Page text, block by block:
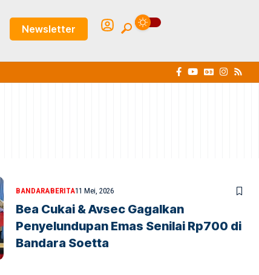
Newsletter
BANDARABERITA11 Mei, 2026
Bea Cukai & Avsec Gagalkan
Penyelundupan Emas Senilai Rp700 di
Bandara Soetta